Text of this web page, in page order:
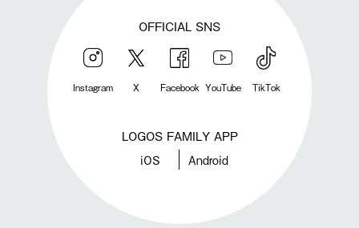
OFFICIAL SNS
Instagram X Facebook YouTube TikTok
LOGOS FAMILY APP
iOS Android